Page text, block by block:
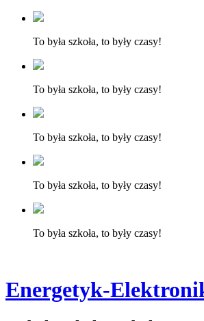
To była szkoła, to były czasy!
To była szkoła, to były czasy!
To była szkoła, to były czasy!
To była szkoła, to były czasy!
To była szkoła, to były czasy!
Energetyk-